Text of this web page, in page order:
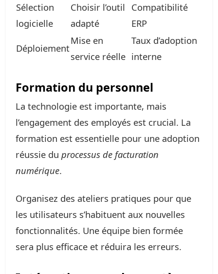
Sélection
logicielle
Choisir l’outil
adapté
Compatibilité
ERP
Déploiement
Mise en
service réelle
Taux d’adoption
interne
Formation du personnel
La technologie est importante, mais
l’engagement des employés est crucial. La
formation est essentielle pour une adoption
réussie du processus de facturation
numérique.
Organisez des ateliers pratiques pour que
les utilisateurs s’habituent aux nouvelles
fonctionnalités. Une équipe bien formée
sera plus efficace et réduira les erreurs.